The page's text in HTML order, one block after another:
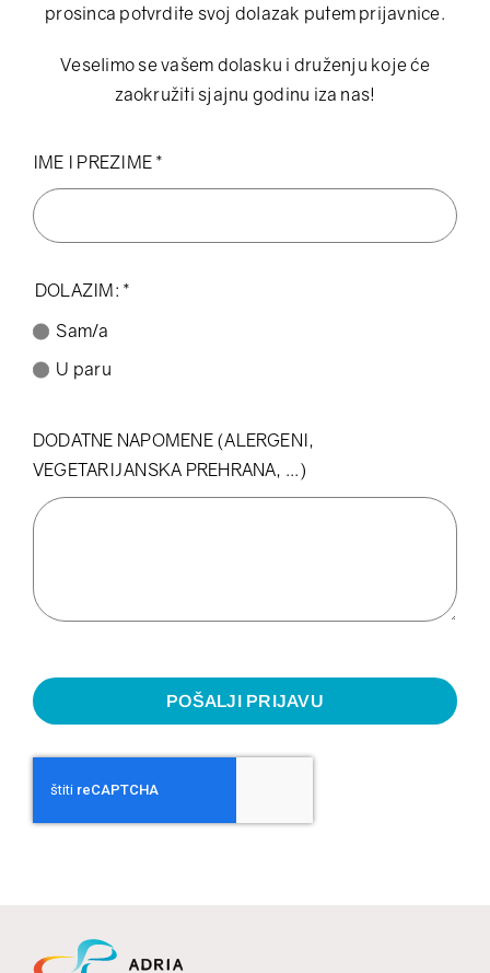
prosinca potvrdite svoj dolazak putem prijavnice.
Veselimo se vašem dolasku i druženju koje će
zaokružiti sjajnu godinu iza nas!
IME I PREZIME *
DOLAZIM: *
Sam/a
U paru
DODATNE NAPOMENE (ALERGENI,
VEGETARIJANSKA PREHRANA, ...)
POŠALJI PRIJAVU